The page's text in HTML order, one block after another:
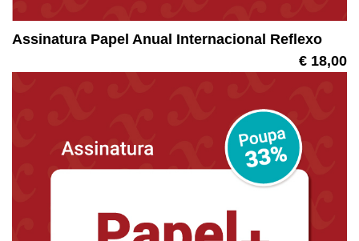
Assinatura Papel Anual Internacional Reflexo
€ 18,00